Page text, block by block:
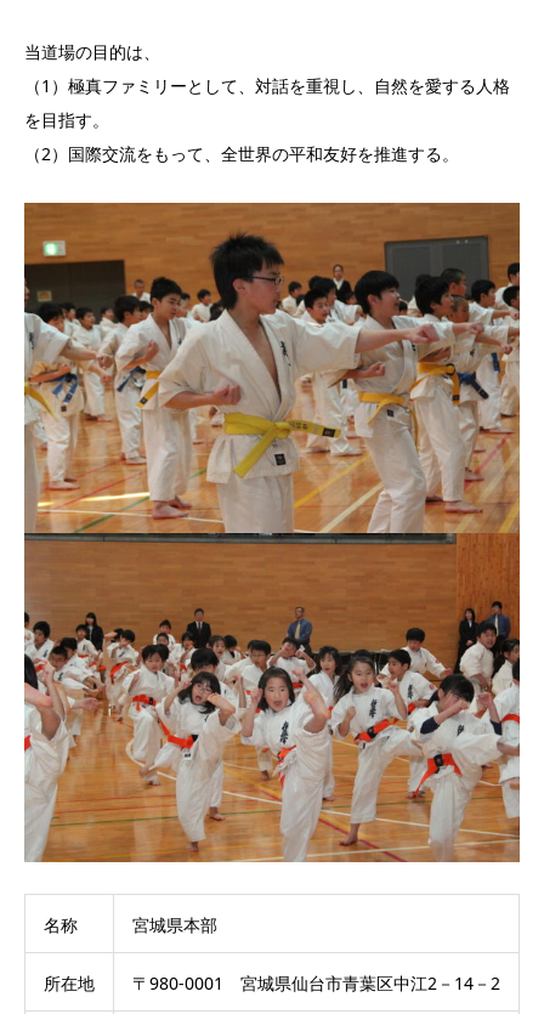
当道場の目的は、
（1）極真ファミリーとして、対話を重視し、自然を愛する人格
を目指す。
（2）国際交流をもって、全世界の平和友好を推進する。
名称 宮城県本部
所在地 〒980-0001 宮城県仙台市青葉区中江2－14－2